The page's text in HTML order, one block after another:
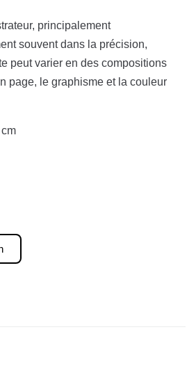
principalement
souvent dans la précision,
peut varier en des compositions
page, le graphisme et la couleur